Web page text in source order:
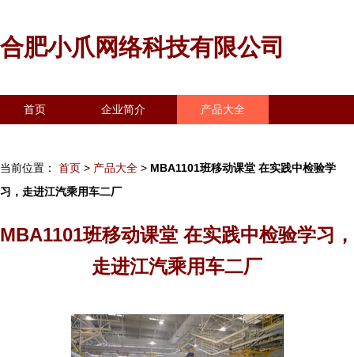
合肥小爪网络科技有限公司
首页 企业简介 产品大全
当前位置： 首页 > 产品大全 > MBA1101班移动课堂 在实践中检验学
习，走进江汽乘用车二厂
MBA1101班移动课堂 在实践中检验学习，
走进江汽乘用车二厂